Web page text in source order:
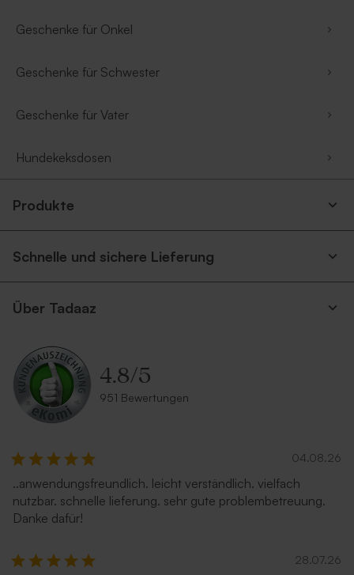
Geschenke für Onkel
Geschenke für Schwester
Geschenke für Vater
Hundekeksdosen
Produkte
Schnelle und sichere Lieferung
Über Tadaaz
4.8/5
951 Bewertungen
04.08.26
..anwendungsfreundlich. leicht verständlich. vielfach
nutzbar. schnelle lieferung. sehr gute problembetreuung.
Danke dafür!
28.07.26